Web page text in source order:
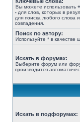
Вы можете использовать +
- для слов, которых в
для поиска любого слова
совпадения.
Поиск по автору:
Используйте * в качестве
Искать в форумах:
Выберите форум или
производится
Искать в подфорумах: